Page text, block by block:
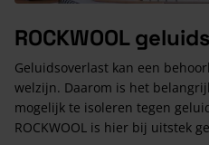
ROCKWOOL
Geluidsoverlast kan een
welzijn. Daarom is het
mogelijk te isoleren tegen
ROCKWOOL is hier bij uitstek